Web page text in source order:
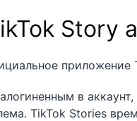
Story
приложение
в
TikTok Stories